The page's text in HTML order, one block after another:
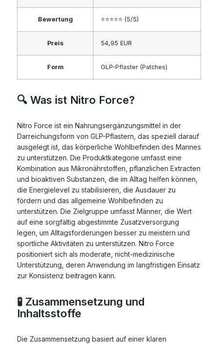
Bewertung ⭐⭐⭐⭐⭐ (5/5)
Preis 54,95 EUR
Form GLP-Pflaster (Patches)
🔍 Was ist Nitro Force?
Nitro Force ist ein Nahrungsergänzungsmittel in der
Darreichungsform von GLP-Pflastern, das speziell darauf
ausgelegt ist, das körperliche Wohlbefinden des Mannes
zu unterstützen. Die Produktkategorie umfasst eine
Kombination aus Mikronährstoffen, pflanzlichen Extracten
und bioaktiven Substanzen, die im Alltag helfen können,
die Energielevel zu stabilisieren, die Ausdauer zu
fördern und das allgemeine Wohlbefinden zu
unterstützen. Die Zielgruppe umfasst Männer, die Wert
auf eine sorgfältig abgestimmte Zusatzversorgung
legen, um Alltagsforderungen besser zu meistern und
sportliche Aktivitäten zu unterstützen. Nitro Force
positioniert sich als moderate, nicht-medizinische
Unterstützung, deren Anwendung im langfristigen Einsatz
zur Konsistenz beitragen kann.
🧪 Zusammensetzung und
Inhaltsstoffe
Die Zusammensetzung basiert auf einer klaren